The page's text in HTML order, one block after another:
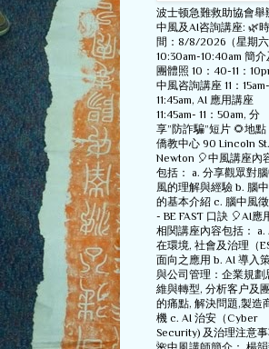
波士顿急難救助協會舉
中風及AI咨詢講座: 🌿時
間：8/8/2026（星期六
10:30am-10:40am 簡介
團體照 10：40-11：
中風咨詢講座 11：15am-
11:45am, AI 應用講座
11:45am- 11：50am, 分
享”防詐騙”短片 🌻地點
僑教中心 90 Lincoln St.
Newton 🎈中風講座內
包括： a. 分享觀眾對
風的理解與經驗 b. 腦
的基本介紹 c. 腦中風
- BE FAST 口訣 🎈AI應
相関講座內容包括： a.
在環境, 社會及治理（
面向之應用 b. AI 導入
與公司管理：企業規劃
維與轉型, 分析客户及
的痛點, 解決問題,製造
機 c. AI 治安（Cyber
Security) 及治理注意